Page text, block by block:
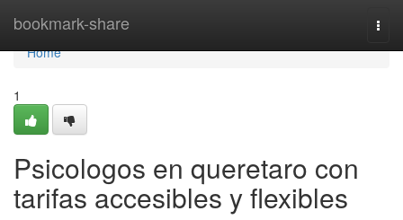
bookmark-share
Home
Home
1
Psicologos en queretaro con
tarifas accesibles y flexibles